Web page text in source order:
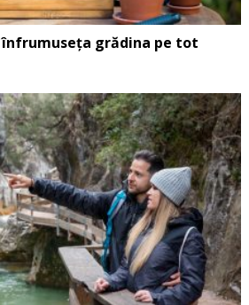
grădina pe tot